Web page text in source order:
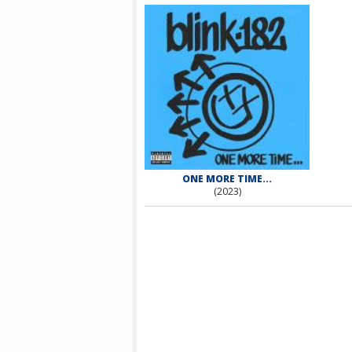
ONE MORE TIME...
(2023)